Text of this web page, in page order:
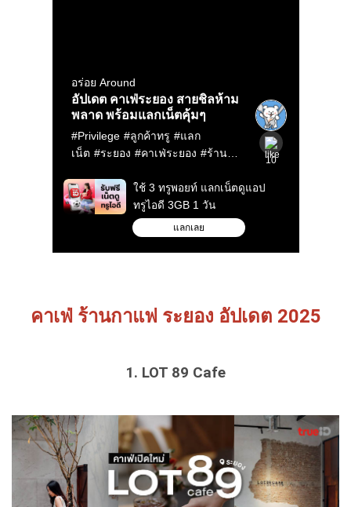
คาเฟ่ ร้านกาแฟ ระยอง อัปเดต 2025
1. LOT 89 Cafe